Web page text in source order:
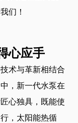
们！
心应手
术与革新相结合
，新一代水泵在
心独具，既能使
，太阳能热循